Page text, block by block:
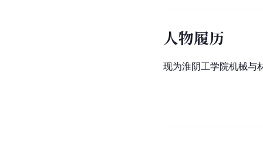
人物履历
现为淮阴工学院机械与